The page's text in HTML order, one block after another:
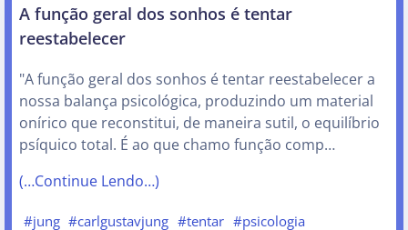
A função geral dos sonhos é tentar
reestabelecer
"A função geral dos sonhos é tentar reestabelecer a
nossa balança psicológica, produzindo um material
onírico que reconstitui, de maneira sutil, o equilíbrio
psíquico total. É ao que chamo função comp…
(…Continue Lendo…)
#jung #carlgustavjung #tentar #psicologia